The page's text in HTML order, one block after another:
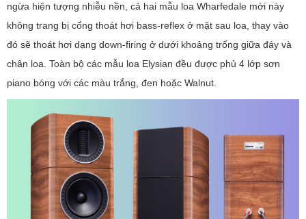
ngừa hiện tượng nhiễu nền, cả hai mẫu loa Wharfedale mới này
không trang bị cổng thoát hơi bass-reflex ở mặt sau loa, thay vào
đó sẽ thoát hơi dạng down-firing ở dưới khoảng trống giữa đáy và
chân loa. Toàn bộ các mẫu loa Elysian đều được phủ 4 lớp sơn
piano bóng với các màu trắng, đen hoặc Walnut.